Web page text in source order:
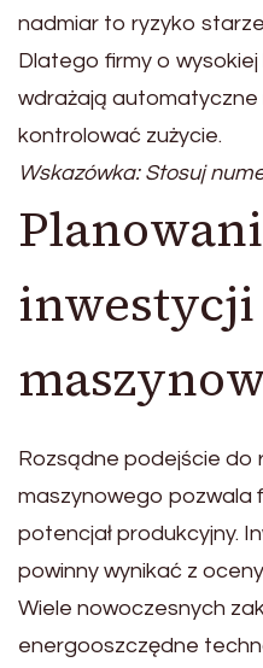
nadmiar to ryzyko
Dlatego firmy o
wdrażają
kontrolować zużycie.
Wskazówka: Stosuj
Rozsądne podejście do
maszynowego pozwala
potencjał produkcyjny.
powinny wynikać z
Wiele nowoczesnych
energooszczędne